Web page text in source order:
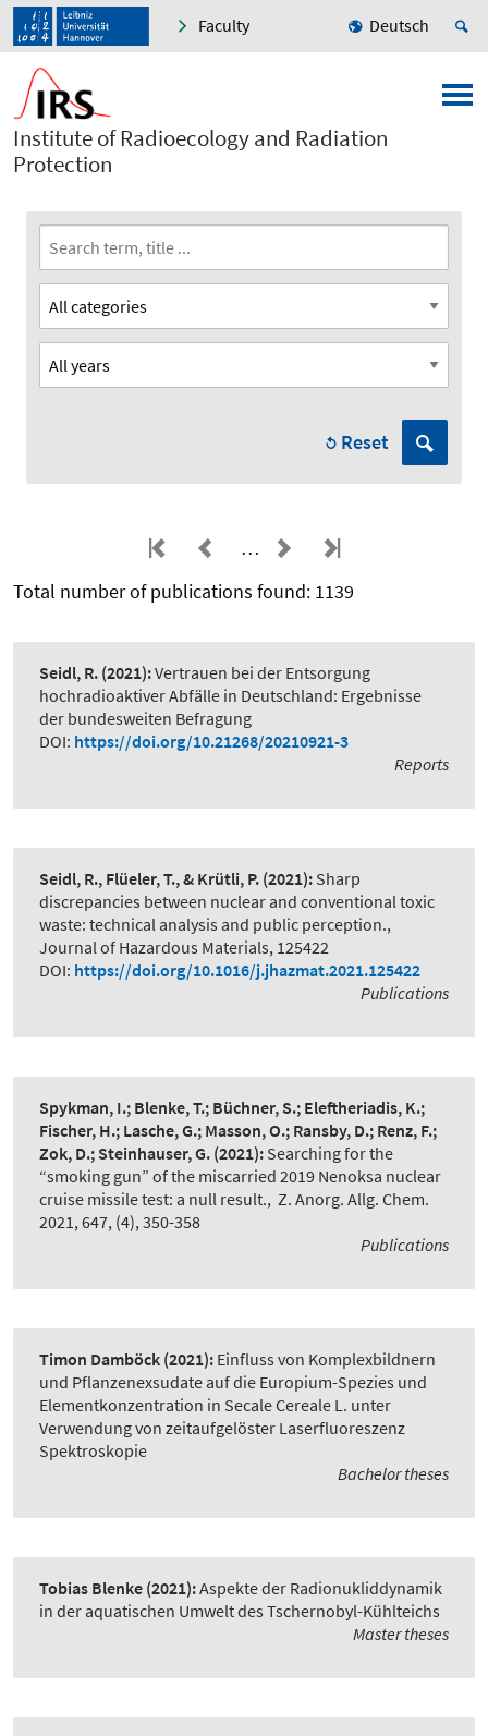
Faculty Deutsch
Institute of Radioecology and Radiation
Protection
Reset
…
Total number of publications found: 1139
Seidl, R. (2021):Vertrauen bei der Entsorgung
hochradioaktiver Abfälle in Deutschland: Ergebnisse
der bundesweiten Befragung
DOI: https://doi.org/10.21268/20210921-3
Reports
Seidl, R., Flüeler, T., & Krütli, P. (2021): Sharp
discrepancies between nuclear and conventional toxic
waste: technical analysis and public perception.,
Journal of Hazardous Materials, 125422
DOI: https://doi.org/10.1016/j.jhazmat.2021.125422
Publications
Spykman, I.; Blenke, T.; Büchner, S.; Eleftheriadis, K.;
Fischer, H.; Lasche, G.; Masson, O.; Ransby, D.; Renz, F.;
Zok, D.; Steinhauser, G. (2021): Searching for the
“smoking gun” of the miscarried 2019 Nenoksa nuclear
cruise missile test: a null result., Z. Anorg. Allg. Chem.
2021, 647, (4), 350-358
Publications
Timon Damböck (2021): Einfluss von Komplexbildnern
und Pflanzenexsudate auf die Europium-Spezies und
Elementkonzentration in Secale Cereale L. unter
Verwendung von zeitaufgelöster Laserfluoreszenz
Spektroskopie
Bachelor theses
Tobias Blenke (2021):Aspekte der Radionukliddynamik
in der aquatischen Umwelt des Tschernobyl-Kühlteichs
Master theses